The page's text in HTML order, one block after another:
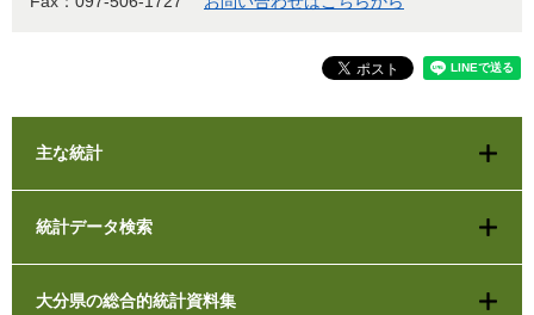
主な統計
統計データ検索
大分県の総合的統計資料集